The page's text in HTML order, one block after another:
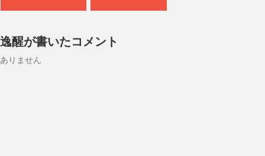
逸醒が書いたコメント
ありません